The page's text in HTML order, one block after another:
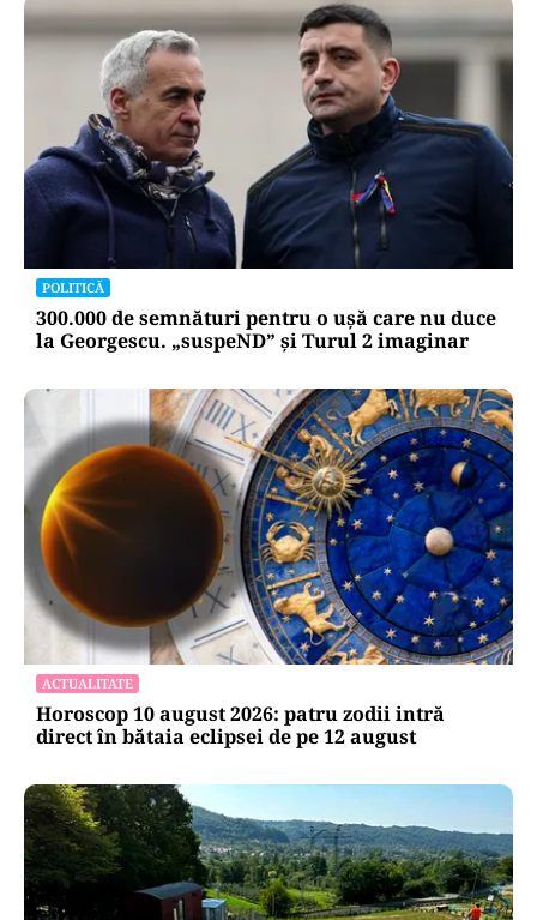
POLITICĂ
300.000 de semnături pentru o ușă care nu duce
la Georgescu. „suspeND” și Turul 2 imaginar
ACTUALITATE
Horoscop 10 august 2026: patru zodii intră
direct în bătaia eclipsei de pe 12 august